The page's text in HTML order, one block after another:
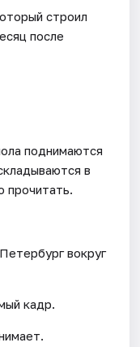
строил
после
поднимаются
в
прочитать.
вокруг
кадр.